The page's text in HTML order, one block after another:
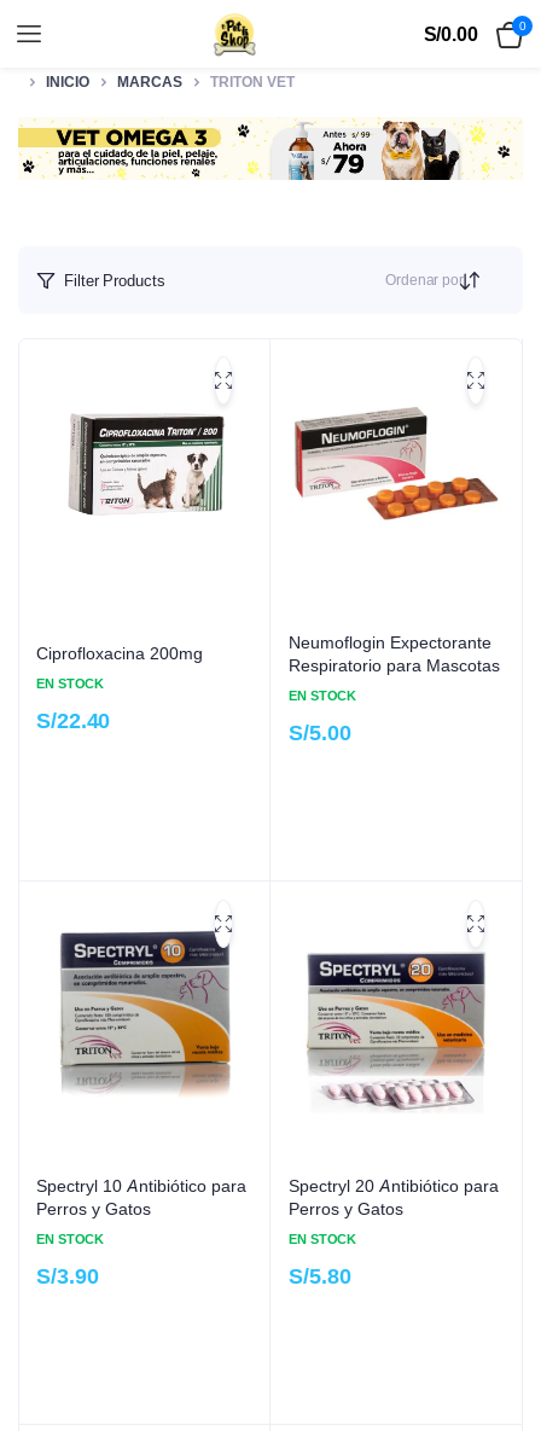
S/0.00 0
INICIO MARCAS TRITON VET
Filter Products Ordenar por
Ciprofloxacina 200mg
EN STOCK
S/22.40
Neumoflogin Expectorante
Respiratorio para Mascotas
EN STOCK
S/5.00
Spectryl 10 Antibiótico para
Perros y Gatos
EN STOCK
S/3.90
Spectryl 20 Antibiótico para
Perros y Gatos
EN STOCK
S/5.80